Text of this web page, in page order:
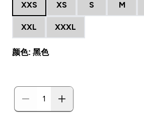
XXS XS S M
XXL XXXL
颜色: 黑色